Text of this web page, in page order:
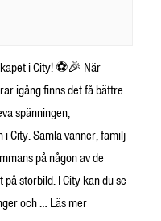
i City! ⚽🎉 När
igång finns det få bättre
spänningen,
City. Samla vänner, familj
på någon av de
storbild. I City kan du se
och … Läs mer